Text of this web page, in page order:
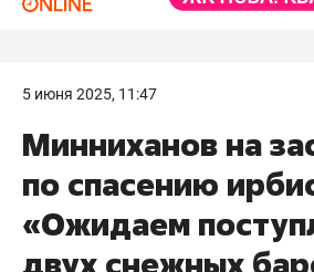
5 июня 2025, 11:47
Минниханов на
по спасению
«Ожидаем
двух снежных